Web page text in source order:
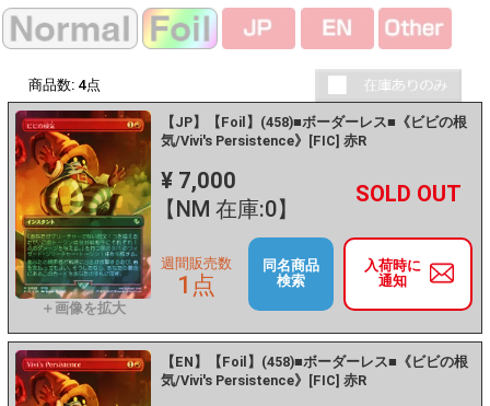
商品数: 4点
【JP】【Foil】(458)■ボーダーレス■《ビビの根
気/Vivi's Persistence》[FIC] 赤R
¥ 7,000
【NM 在庫:0】
－ +
入荷時に
通知
週間販売数
1点
同名商品
検索
【EN】【Foil】(458)■ボーダーレス■《ビビの根
気/Vivi's Persistence》[FIC] 赤R